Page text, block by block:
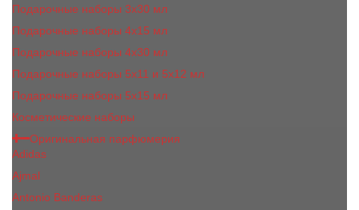
Подарочные наборы 3х30 мл
Подарочные наборы 4x15 мл
Подарочные наборы 4x30 мл
Подарочные наборы 5x11 и 5х12 мл
Подарочные наборы 5x15 мл
Косметические наборы
Оригинальная парфюмерия
Adidas
Ajmal
Antonio Banderas